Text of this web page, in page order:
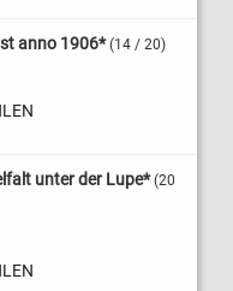
anno 1906* (14 / 20)
unter der Lupe* (20